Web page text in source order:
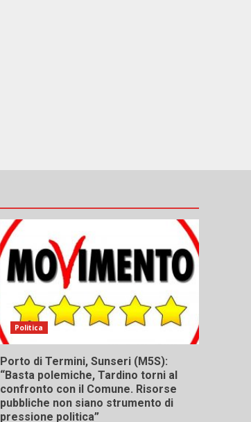
Politica
Porto di Termini, Sunseri (M5S):
“Basta polemiche, Tardino torni al
confronto con il Comune. Risorse
pubbliche non siano strumento di
pressione politica”